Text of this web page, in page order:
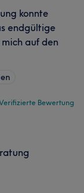
konnte
endgültige
auf den
Bewertung